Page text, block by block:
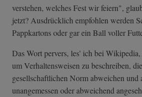
verstehen, welches Fest wir feiern",
jetzt? Ausdrücklich empfohlen werden
Pappkartons oder gar ein Ball voller
Das Wort pervers, les' ich bei
um Verhaltensweisen zu beschreiben,
gesellschaftlichen Norm abweichen und
unangemessen oder abweichend